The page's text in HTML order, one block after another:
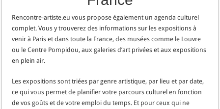
Rencontre-artiste.eu vous propose également un agenda culturel
complet. Vous y trouverez des informations sur les expositions à
venir à Paris et dans toute la France, des musées comme le Louvre
ou le Centre Pompidou, aux galeries d’art privées et aux expositions
en plein air.
Les expositions sont triées par genre artistique, par lieu et par date,
ce qui vous permet de planifier votre parcours culturel en fonction
de vos goûts et de votre emploi du temps. Et pour ceux qui ne